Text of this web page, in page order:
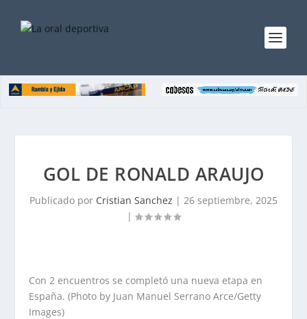
GOL DE RONALD ARAUJO
Publicado por Cristian Sanchez | 26 septiembre, 2025
|
Con 2 encuentros se completó una nueva etapa en
España. (Photo by Juan Manuel Serrano Arce/Getty
Images)